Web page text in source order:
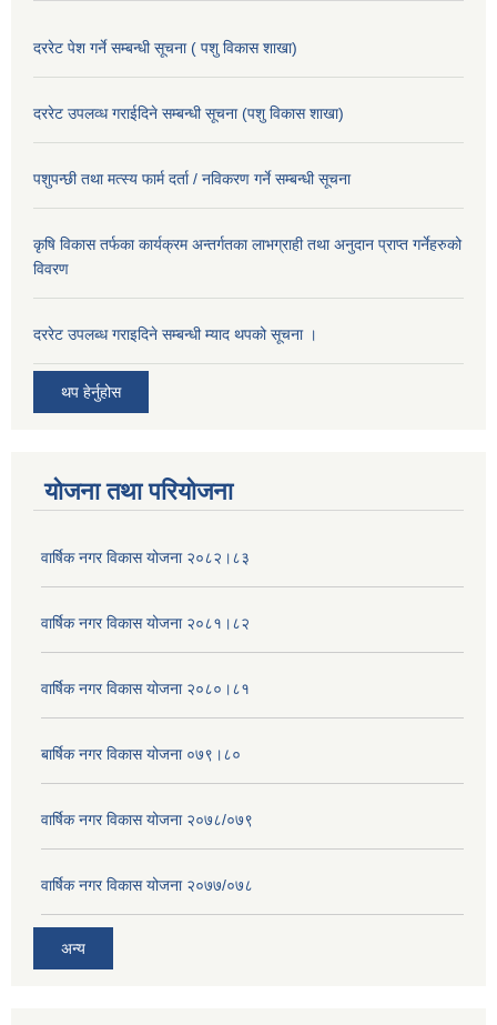
दररेट पेश गर्ने सम्बन्धी सूचना ( पशु विकास शाखा)
दररेट उपलव्ध गराईदिने सम्बन्धी सूचना (पशु विकास शाखा)
पशुपन्छी तथा मत्स्य फार्म दर्ता / नविकरण गर्ने सम्बन्धी सूचना
कृषि विकास तर्फका कार्यक्रम अन्तर्गतका लाभग्राही तथा अनुदान प्राप्त गर्नेहरुको
विवरण
दररेट उपलब्ध गराइदिने सम्बन्धी म्याद थपको सूचना ।
थप हेर्नुहोस
योजना तथा परियोजना
वार्षिक नगर विकास योजना २०८२।८३
वार्षिक नगर विकास योजना २०८१।८२
वार्षिक नगर विकास योजना २०८०।८१
बार्षिक नगर विकास योजना ०७९।८०
वार्षिक नगर विकास योजना २०७८/०७९
वार्षिक नगर विकास योजना २०७७/०७८
अन्य